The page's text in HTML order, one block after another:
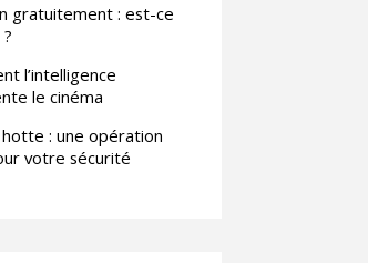
gratuitement : est-ce
l’intelligence
le cinéma
: une opération
votre sécurité